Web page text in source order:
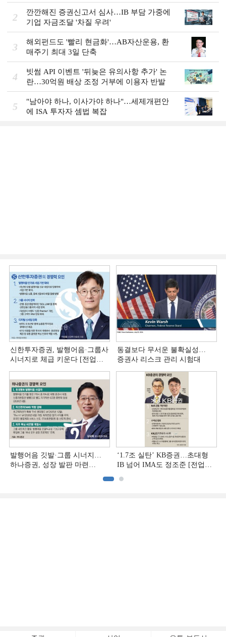
2
깐깐해진 증권신고서 심사…IB 부담 가중에
기업 자금조달 '차질 우려'
3
해외펀드도 '빨리 현금화'…AB자산운용, 환
매주기 최대 3일 단축
4
빗썸 API 이벤트 '뒤늦은 유의사항 추가' 논
란…30억원 배상 조정 거부에 이용자 반발
5
"남아야 하나, 이사가야 하나"…세제개편안
에 ISA 투자자 셈법 복잡
신한투자증권, 발행어음·그룹사
시너지로 체급 키운다 [전업계
동결보다 무서운 불확실성…
증권사 리스크 관리 시험대
발행어음 깃발·그룹 시너지…
하나증권, 성장 발판 마련
‘1.7조 실탄’ KB증권…초대형
IB 넘어 IMA도 정조준 [전업계